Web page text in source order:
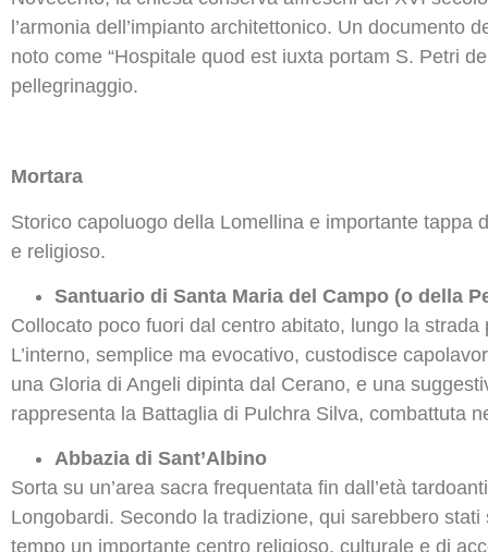
l’armonia dell’impianto architettonico. Un
noto come “Hospitale quod est iuxta portam S. Petri
pellegrinaggio.
Mortara
Storico capoluogo della Lomellina e importante
e religioso.
Santuario di Santa Maria del Campo (o della
Collocato poco fuori dal centro abitato, lungo la
L’interno, semplice ma evocativo, custodisce
una Gloria di Angeli dipinta dal Cerano, e una
rappresenta la Battaglia di Pulchra Silva, combattuta
Abbazia di Sant’Albino
Sorta su un’area sacra frequentata fin dall’età
Longobardi. Secondo la tradizione, qui sarebbero
tempo un importante centro religioso, culturale e di